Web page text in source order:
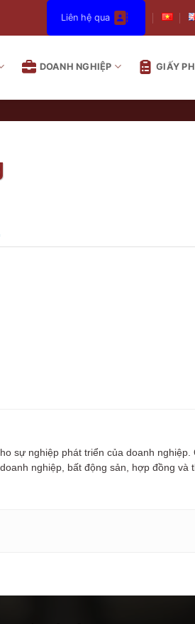
Liên hệ qua
DOANH NGHIỆP GIẤY
sự nghiệp phát triển của doanh nghiệp.
nghiệp, bất động sản, hợp đồng và